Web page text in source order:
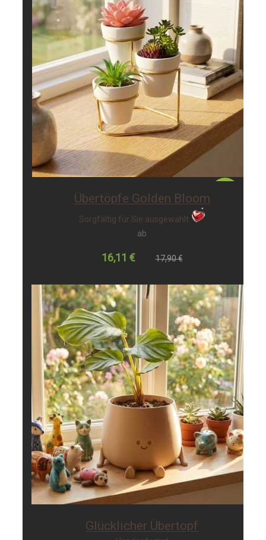
Übertöpfe Golden Bloom
Sorgfältig für Sie ausgewählt
ab
16,11 € 17,90 €
Glücklicher Übertopf